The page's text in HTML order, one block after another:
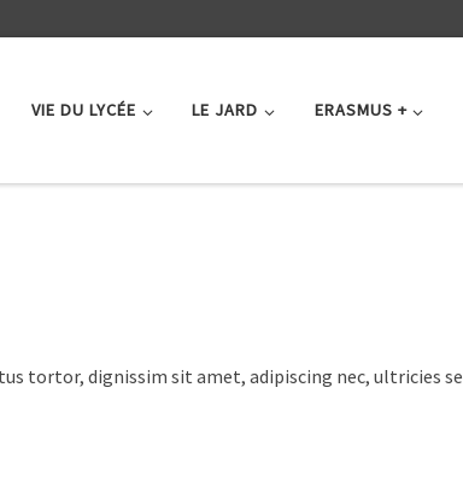
VIE DU LYCÉE LE JARD ERASMUS +
tortor, dignissim sit amet, adipiscing nec, ultricies